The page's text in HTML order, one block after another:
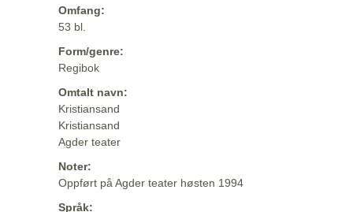
Omfang:
53 bl.
Form/genre:
Regibok
Omtalt navn:
Kristiansand
Kristiansand
Agder teater
Noter:
Oppført på Agder teater høsten 1994
Språk: